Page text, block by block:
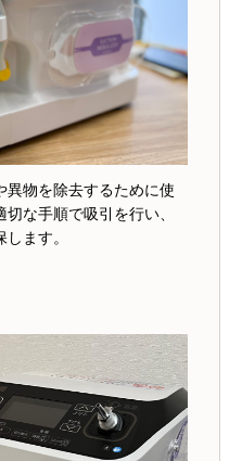
異物を除去するために使
な手順で吸引を行い、
ます。